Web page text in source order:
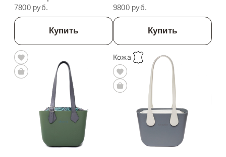
7800 руб.
Купить
9800 руб.
Купить
Кожа